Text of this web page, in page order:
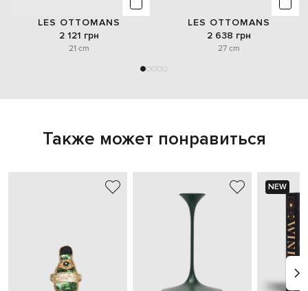
LES OTTOMANS
2 121 грн
21 cm
LES OTTOMANS
2 638 грн
27 cm
Также может понравиться
NEW